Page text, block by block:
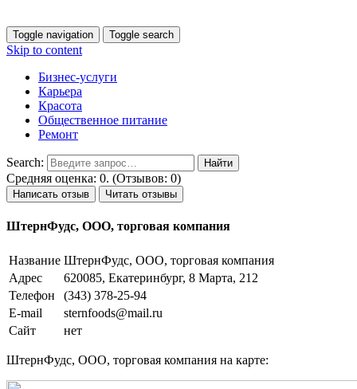
Toggle navigation Toggle search
Skip to content
Бизнес-услуги
Карьера
Красота
Общественное питание
Ремонт
Search:
Средняя оценка: 0. (Отзывов: 0)
Написать отзыв Читать отзывы
ШтернФудс, ООО, торговая компания
Название ШтернФудс, ООО, торговая компания
Адрес
620085, Екатеринбург, 8 Марта, 212
Телефон
(343) 378-25-94
E-mail
sternfoods@mail.ru
Сайт
нет
ШтернФудс, ООО, торговая компания на карте: